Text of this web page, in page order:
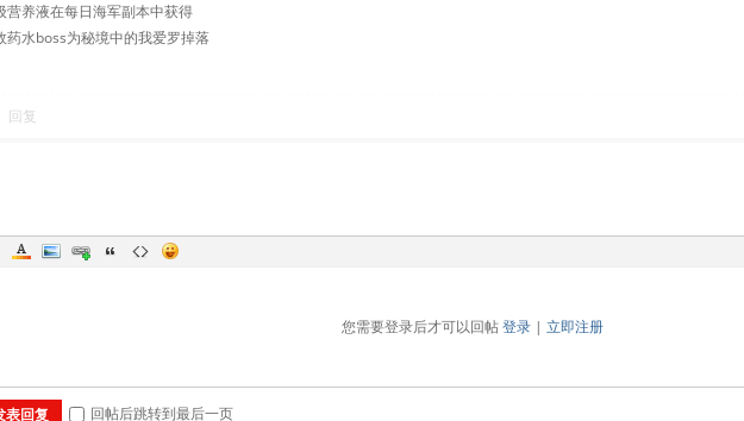
营养液在每日海军副本中获得
药水boss为秘境中的我爱罗掉落
回复
您需要登录后才可以回帖登录| 立即注册
表回复 回帖后跳转到最后一页